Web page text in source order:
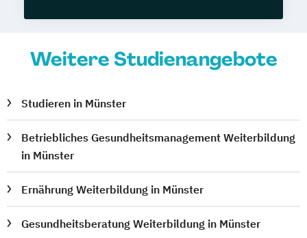
Weitere Studienangebote
Studieren in Münster
Betriebliches Gesundheitsmanagement Weiterbildung
in Münster
Ernährung Weiterbildung in Münster
Gesundheitsberatung Weiterbildung in Münster